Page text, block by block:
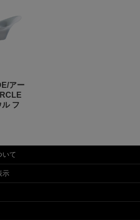
アー
フ
いて
示